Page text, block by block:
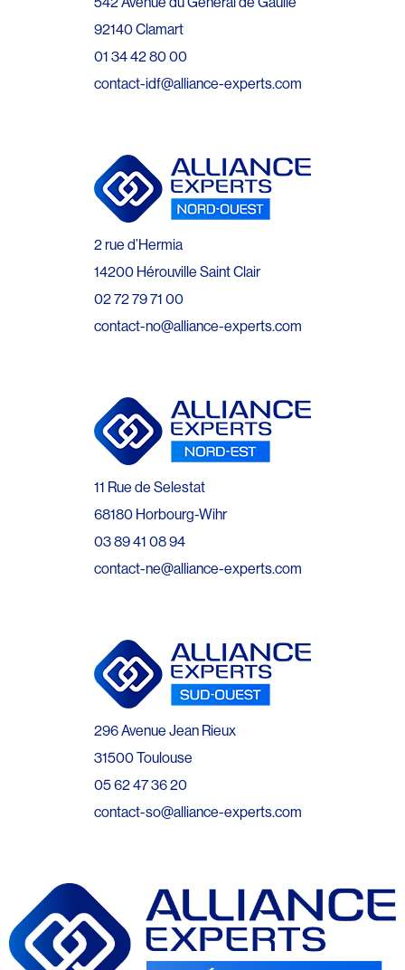
92140 Clamart
01 34 42 80 00
contact-idf@alliance-experts.com
2 rue d’Hermia
14200 Hérouville Saint Clair
02 72 79 71 00
contact-no@alliance-experts.com
11 Rue de Selestat
68180 Horbourg-Wihr
03 89 41 08 94
contact-ne@alliance-experts.com
296 Avenue Jean Rieux
31500 Toulouse
05 62 47 36 20
contact-so@alliance-experts.com